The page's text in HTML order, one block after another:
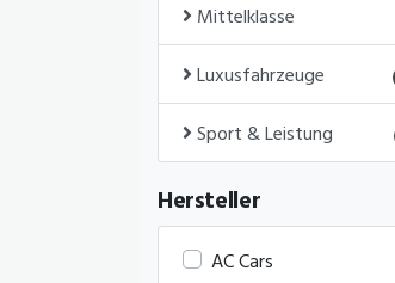
Mittelklasse
Luxusfahrzeuge
Sport & Leistung
Hersteller
AC Cars